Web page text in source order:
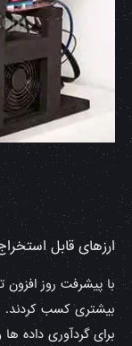
ارزهای قابل
با پیشرفت روز افزون
بیشتری کسب کردند.
برای گردآوری داده